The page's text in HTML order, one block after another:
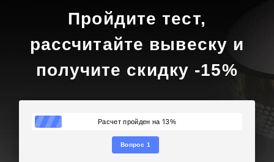
рассчитайте вывеску и
получите скидку -15%
Тип логотипа